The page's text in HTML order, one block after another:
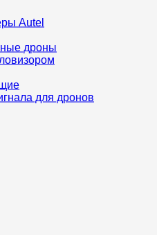
Autel
дроны
для дронов